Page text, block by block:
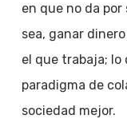
en que no da
sea, ganar
el que trabaja; lo
paradigma de
sociedad mejor.